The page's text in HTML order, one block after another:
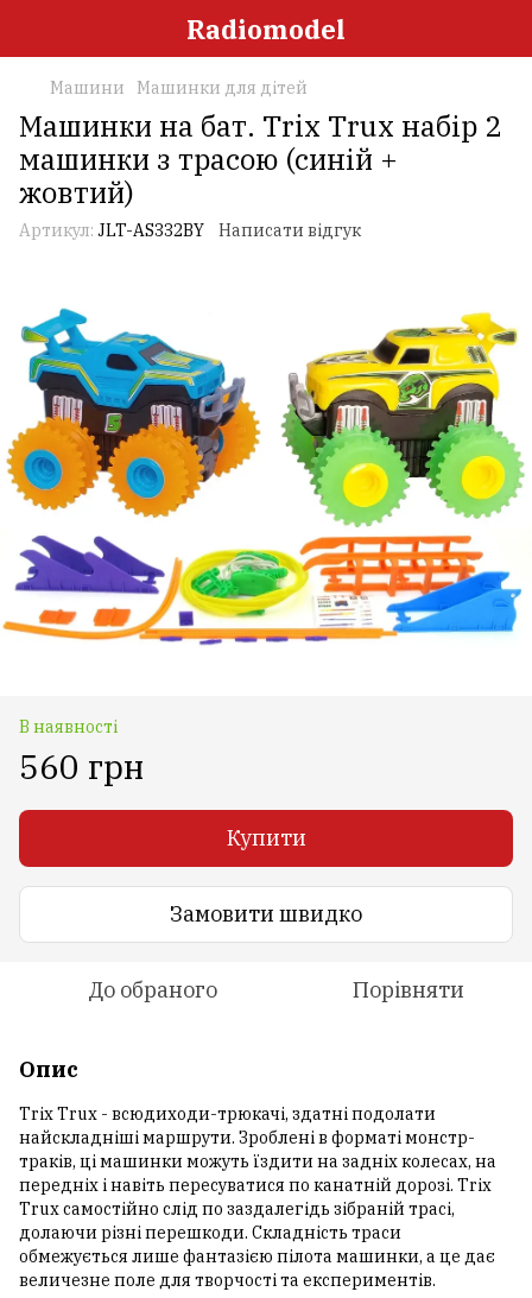
Radiomodel
Машини Машинки для дітей
Машинки на бат. Trix Trux набір 2
машинки з трасою (синій +
жовтий)
Артикул: JLT-AS332BY Написати відгук
В наявності
560 грн
Купити
Замовити швидко
До обраного Порівняти
Опис
Trix Trux - всюдиходи-трюкачі, здатні подолати
найскладніші маршрути. Зроблені в форматі монстр-
траків, ці машинки можуть їздити на задніх колесах, на
передніх і навіть пересуватися по канатній дорозі. Trix
Trux самостійно слід по заздалегідь зібраній трасі,
долаючи різні перешкоди. Складність траси
обмежується лише фантазією пілота машинки, а це дає
величезне поле для творчості та експериментів.